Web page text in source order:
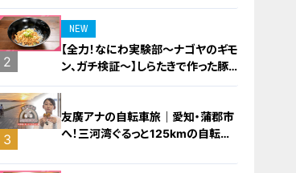
2
NEW
【全力！なにわ実験部～ナゴヤのギモ
ン、ガチ検証～】しらたきで作った豚
バラミンチの油そば
3
友廣アナの自転車旅｜愛知・蒲郡市
へ！三河湾ぐるっと125kmの自転車